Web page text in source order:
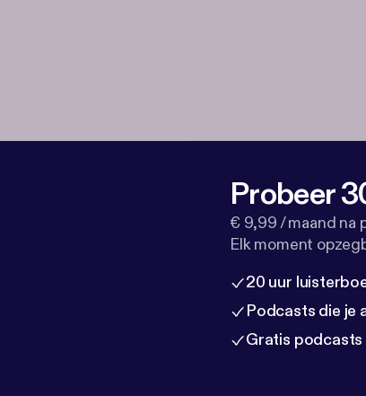
Probeer
€ 9,99 / maand na
Elk moment
20 uur
Podcasts die je
Gratis podcasts